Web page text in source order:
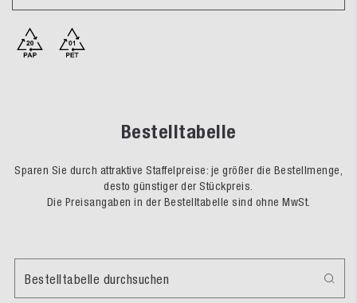
Bestelltabelle
Sparen Sie durch attraktive Staffelpreise: je größer die Bestellmenge,
desto günstiger der Stückpreis.
Die Preisangaben in der Bestelltabelle sind ohne MwSt.
Bestelltabelle durchsuchen